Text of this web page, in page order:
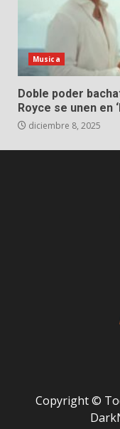
Musica
Doble poder
Royce se unen en
diciembre 8, 2025
Copyright ©